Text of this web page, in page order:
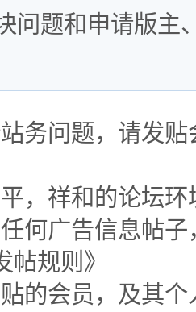
问题和申请版主
务问题，请发
，祥和的论坛
何广告信息帖
规则》
的会员，及其